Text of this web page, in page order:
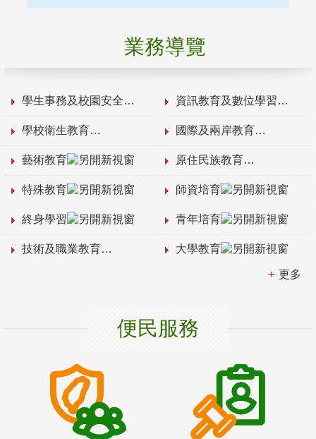
業務導覽
學生事務及校園安全 資訊教育及數位學習
學校衛生教育 國際及兩岸教育
藝術教育 原住民族教育
特殊教育 師資培育
終身學習 青年培育
技術及職業教育 大學教育
更多
便民服務